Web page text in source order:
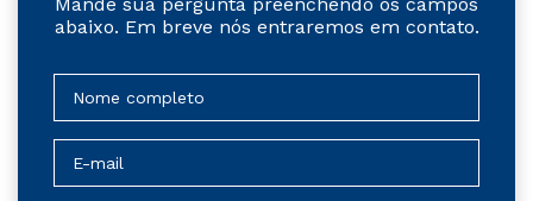
abaixo. Em breve nós entraremos em contato.